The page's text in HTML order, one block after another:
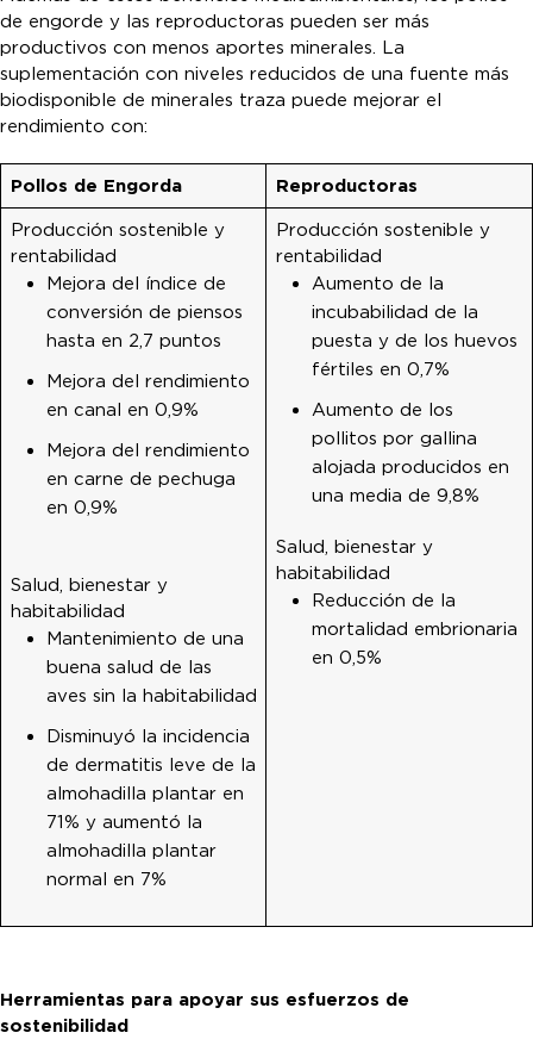
de engorde y las reproductoras pueden ser más
productivos con menos aportes minerales. La
suplementación con niveles reducidos de una fuente más
biodisponible de minerales traza puede mejorar el
rendimiento con:
Pollos de Engorda Reproductoras
Producción sostenible y
rentabilidad
Mejora del índice de
conversión de piensos
hasta en 2,7 puntos
Mejora del rendimiento
en canal en 0,9%
Mejora del rendimiento
en carne de pechuga
en 0,9%
Salud, bienestar y
habitabilidad
Mantenimiento de una
buena salud de las
aves sin la habitabilidad
Disminuyó la incidencia
de dermatitis leve de la
almohadilla plantar en
71% y aumentó la
almohadilla plantar
normal en 7%
Producción sostenible y
rentabilidad
Aumento de la
incubabilidad de la
puesta y de los huevos
fértiles en 0,7%
Aumento de los
pollitos por gallina
alojada producidos en
una media de 9,8%
Salud, bienestar y
habitabilidad
Reducción de la
mortalidad embrionaria
en 0,5%
Herramientas para apoyar sus esfuerzos de
sostenibilidad